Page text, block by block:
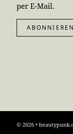
per E-Mail.
ABONNIEREN
© 2026 •